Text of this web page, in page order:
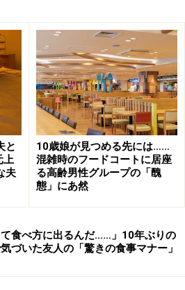
ことは……
たい」と言ったそのとき、すで
月後に分かった。
活費分を渡してくれていたのだ
ていられない。実は会社を辞め
と
上
夫
10歳娘が見つめる先には……
混雑時のフードコートに居座
る高齢男性グループの「醜
態」にあ然
て食べ方に出るんだ……」10年ぶりの
づいた友人の「驚きの食事マナー」